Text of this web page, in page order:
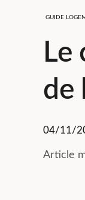
GUIDE
de
04/11/
Article